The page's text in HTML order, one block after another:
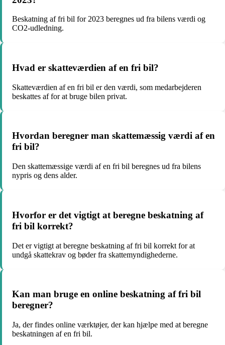
Beskatning af fri bil for 2023 beregnes ud fra bilens værdi og
CO2-udledning.
Hvad er skatteværdien af en fri bil?
Skatteværdien af en fri bil er den værdi, som medarbejderen
beskattes af for at bruge bilen privat.
Hvordan beregner man skattemæssig værdi af en
fri bil?
Den skattemæssige værdi af en fri bil beregnes ud fra bilens
nypris og dens alder.
Hvorfor er det vigtigt at beregne beskatning af
fri bil korrekt?
Det er vigtigt at beregne beskatning af fri bil korrekt for at
undgå skattekrav og bøder fra skattemyndighederne.
Kan man bruge en online beskatning af fri bil
beregner?
Ja, der findes online værktøjer, der kan hjælpe med at beregne
beskatningen af en fri bil.